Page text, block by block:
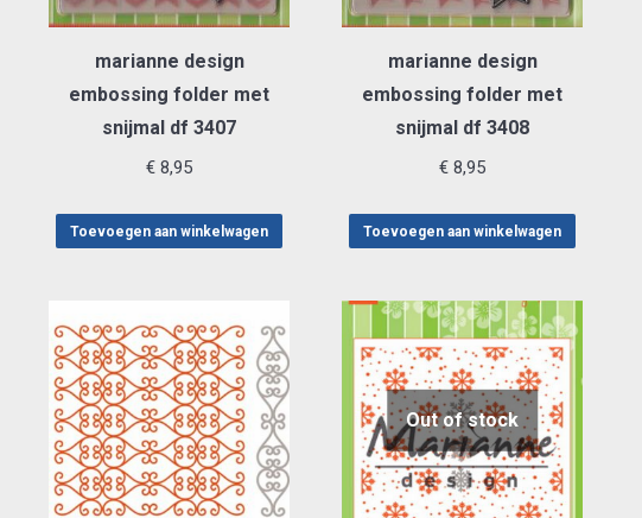
marianne design
embossing folder met
snijmal df 3407
€ 8,95
Toevoegen aan winkelwagen
marianne design
embossing folder met
snijmal df 3408
€ 8,95
Toevoegen aan winkelwagen
Out of stock